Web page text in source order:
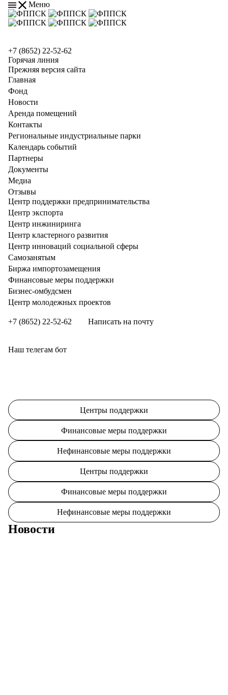
Меню
+7 (8652) 22-52-62
Горячая линия
Прежняя версия сайта
Главная
Фонд
Новости
Аренда помещений
Контакты
Региональные индустриальные парки
Календарь событий
Партнеры
Документы
Медиа
Отзывы
Центр поддержки предпринимательства
Центр экспорта
Центр инжиниринга
Центр кластерного развития
Центр инноваций социальной сферы
Cамозанятым
Биржа импортозамещения
Финансовые меры поддержки
Бизнес-омбудсмен
Центр молодежных проектов
+7 (8652) 22-52-62 Написать на почту
Наш телегам бот
Центры поддержки
Финансовые меры поддержки
Нефинансовые меры поддержки
Центры поддержки
Финансовые меры поддержки
Нефинансовые меры поддержки
Новости